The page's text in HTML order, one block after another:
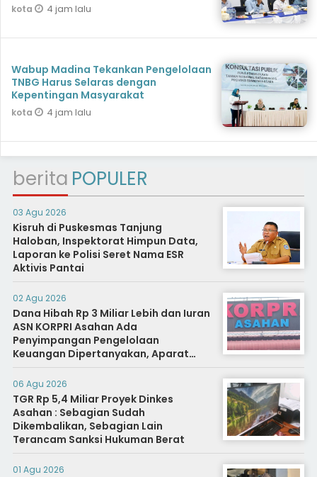
kota 4 jam lalu
Wabup Madina Tekankan Pengelolaan
TNBG Harus Selaras dengan
Kepentingan Masyarakat
kota 4 jam lalu
berita POPULER
03 Agu 2026
Kisruh di Puskesmas Tanjung
Haloban, Inspektorat Himpun Data,
Laporan ke Polisi Seret Nama ESR
Aktivis Pantai
02 Agu 2026
Dana Hibah Rp 3 Miliar Lebih dan Iuran
ASN KORPRI Asahan Ada
Penyimpangan Pengelolaan
Keuangan Dipertanyakan, Aparat
Diminta Segera Usut
06 Agu 2026
TGR Rp 5,4 Miliar Proyek Dinkes
Asahan : Sebagian Sudah
Dikembalikan, Sebagian Lain
Terancam Sanksi Hukuman Berat
01 Agu 2026